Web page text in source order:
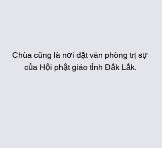
Chùa cũng là nơi đặt văn phòng trị sự
của Hội phật giáo tỉnh Đắk Lắk.